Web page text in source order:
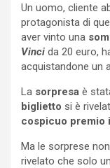
Un uomo, cliente
protagonista di
aver vinto una
Vinci da 20 euro,
acquistandone un
La sorpresa è
biglietto si è
cospicuo premio
Ma le sorprese
rivelato che solo